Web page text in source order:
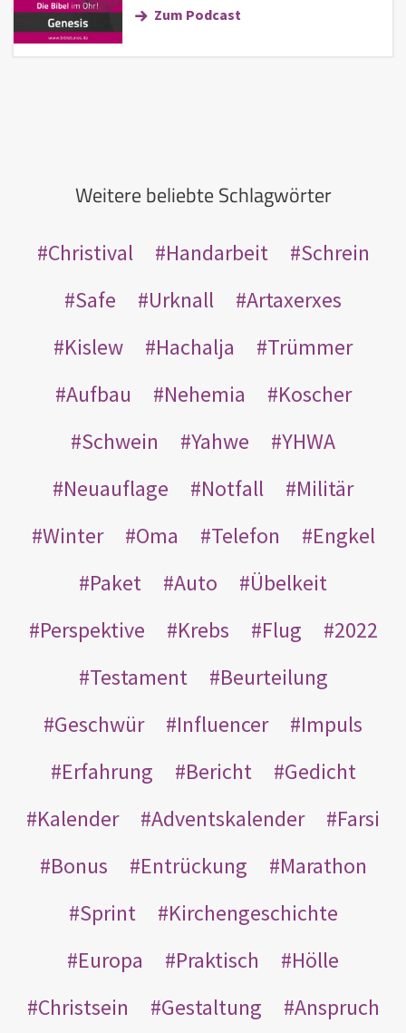
Zum Podcast
Weitere beliebte Schlagwörter
Christival Handarbeit
Schrein
Safe
Urknall
Artaxerxes
Kislew
Hachalja
Trümmer
Aufbau
Nehemia
Koscher
Schwein
Yahwe
YHWA
Neuauflage
Notfall
Militär
Winter
Oma Telefon
Engkel
Paket
Auto
Übelkeit
Perspektive
Krebs Flug
2022
Testament
Beurteilung
Geschwür
Influencer
Impuls
Erfahrung
Bericht
Gedicht
Kalender
Adventskalender
Farsi
Bonus
Entrückung
Marathon
Sprint
Kirchengeschichte
Europa
Praktisch
Hölle
Christsein
Gestaltung
Anspruch